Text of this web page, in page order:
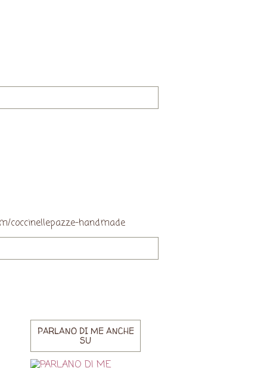
coccinellepazze-handmade
PARLANO DI ME ANCHE
SU